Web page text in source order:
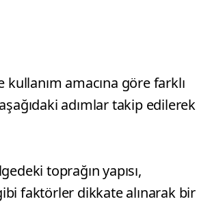
amacına göre farklı
adımlar takip edilerek
toprağın yapısı,
faktörler dikkate alınarak bir